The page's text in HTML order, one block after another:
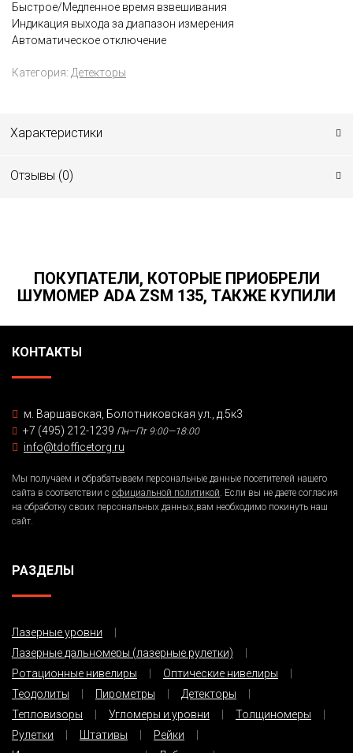
Быстрое/Медленное время взвешивания
Индикация выхода за диапазон измерения
Автоматическое отключение
Категория: Детекторы
Характеристики
Отзывы (0)
ПОКУПАТЕЛИ, КОТОРЫЕ ПРИОБРЕЛИ
ШУМОМЕР ADA ZSM 135, ТАКЖЕ КУПИЛИ
КОНТАКТЫ
м. Варшавская, Болотниковская ул., д.5к3
+7 (495) 212-1239 Пн—Пт 9:00—18:00
info@tdofficetorg.ru
Мы получаем и обрабатываем персональные данные посетителей нашего
сайта в соответствии с официальной политикой. Если вы не даете согласия
на обработку своих персональных данных,вам необходимо покинуть наш
сайт.
РАЗДЕЛЫ
Лазерные уровни
Лазерные дальномеры (лазерные рулетки)
Ротационные нивелиры
Оптические нивелиры
Теодолиты
Пирометры
Детекторы
Тепловизоры
Угломеры и уровни
Толщиномеры
Рулетки
Штативы
Рейки